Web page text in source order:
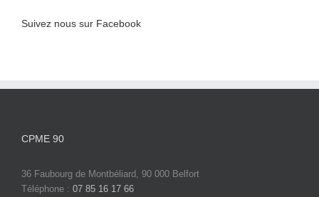
Suivez nous sur Facebook
CPME 90
36 Faubourg de Montbéliard, 90 000 Belfort
Téléphone : 07 85 16 17 66